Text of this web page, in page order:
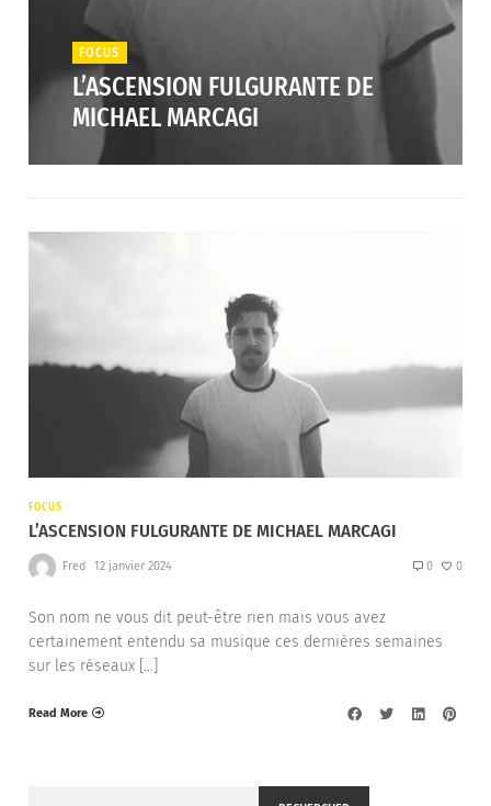
FOCUS
L’ASCENSION FULGURANTE DE
MICHAEL MARCAGI
FOCUS
L’ASCENSION FULGURANTE DE MICHAEL MARCAGI
Fred 12 janvier 2024 0 0
Son nom ne vous dit peut-être rien mais vous avez
certainement entendu sa musique ces dernières semaines
sur les réseaux […]
Read More